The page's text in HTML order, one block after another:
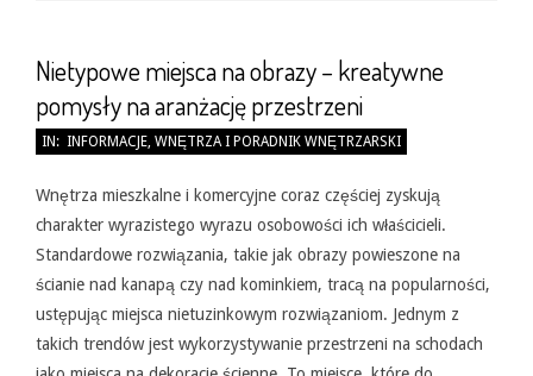
Nietypowe miejsca na obrazy – kreatywne
pomysły na aranżację przestrzeni
2026-
31
IN: INFORMACJE, WNĘTRZA I PORADNIK WNĘTRZARSKI
Wnętrza mieszkalne i komercyjne coraz częściej zyskują
charakter wyrazistego wyrazu osobowości ich właścicieli.
Standardowe rozwiązania, takie jak obrazy powieszone na
ścianie nad kanapą czy nad kominkiem, tracą na popularności,
ustępując miejsca nietuzinkowym rozwiązaniom. Jednym z
takich trendów jest wykorzystywanie przestrzeni na schodach